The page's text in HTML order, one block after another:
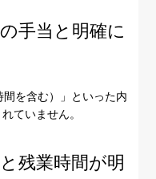
手当と明確に
を含む）」といった内
ていません。
残業時間が明